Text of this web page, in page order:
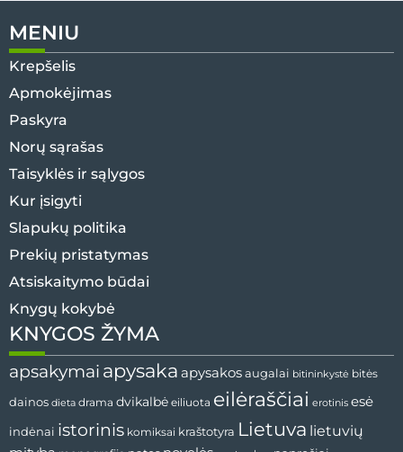
MENIU
Krepšelis
Apmokėjimas
Paskyra
Norų sąrašas
Taisyklės ir sąlygos
Kur įsigyti
Slapukų politika
Prekių pristatymas
Atsiskaitymo būdai
Knygų kokybė
KNYGOS ŽYMA
apsakymai apysaka apysakos augalai bitininkystė bitės
dainos dieta drama dvikalbė eiliuota eilėraščiai erotinis esė
indėnai istorinis komiksai kraštotyra Lietuva lietuvių